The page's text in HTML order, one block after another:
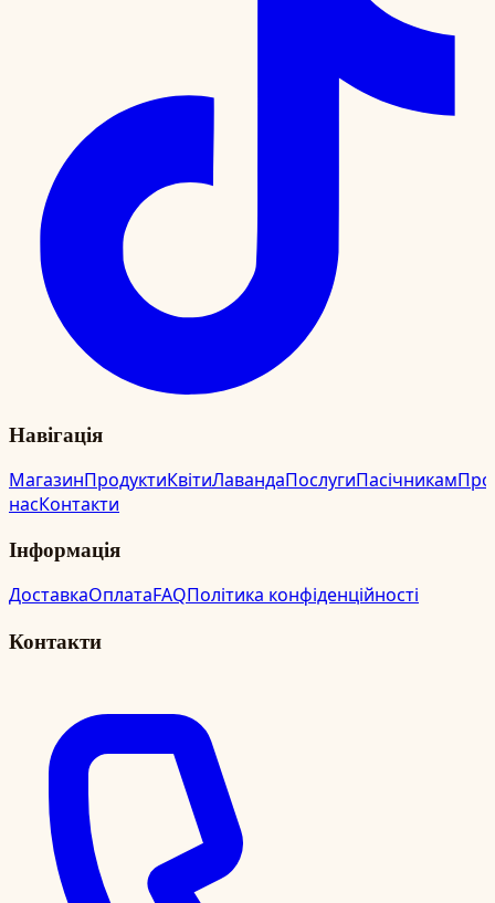
Навігація
МагазинПродуктиКвітиЛавандаПослугиПасічникамПро
насКонтакти
Інформація
ДоставкаОплатаFAQПолітика конфіденційності
Контакти